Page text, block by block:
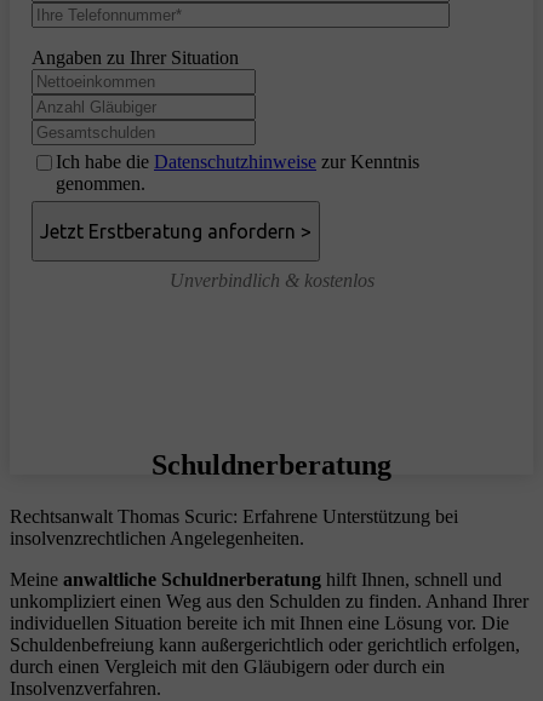
Angaben zu Ihrer Situation
Ich habe die Datenschutzhinweise zur Kenntnis
genommen.
Unverbindlich & kostenlos
Schuldnerberatung
Rechtsanwalt Thomas Scuric: Erfahrene Unterstützung bei
insolvenzrechtlichen Angelegenheiten.
Meine anwaltliche Schuldnerberatung hilft Ihnen, schnell und
unkompliziert einen Weg aus den Schulden zu finden. Anhand Ihrer
individuellen Situation bereite ich mit Ihnen eine Lösung vor. Die
Schuldenbefreiung kann außergerichtlich oder gerichtlich erfolgen,
durch einen Vergleich mit den Gläubigern oder durch ein
Insolvenzverfahren.